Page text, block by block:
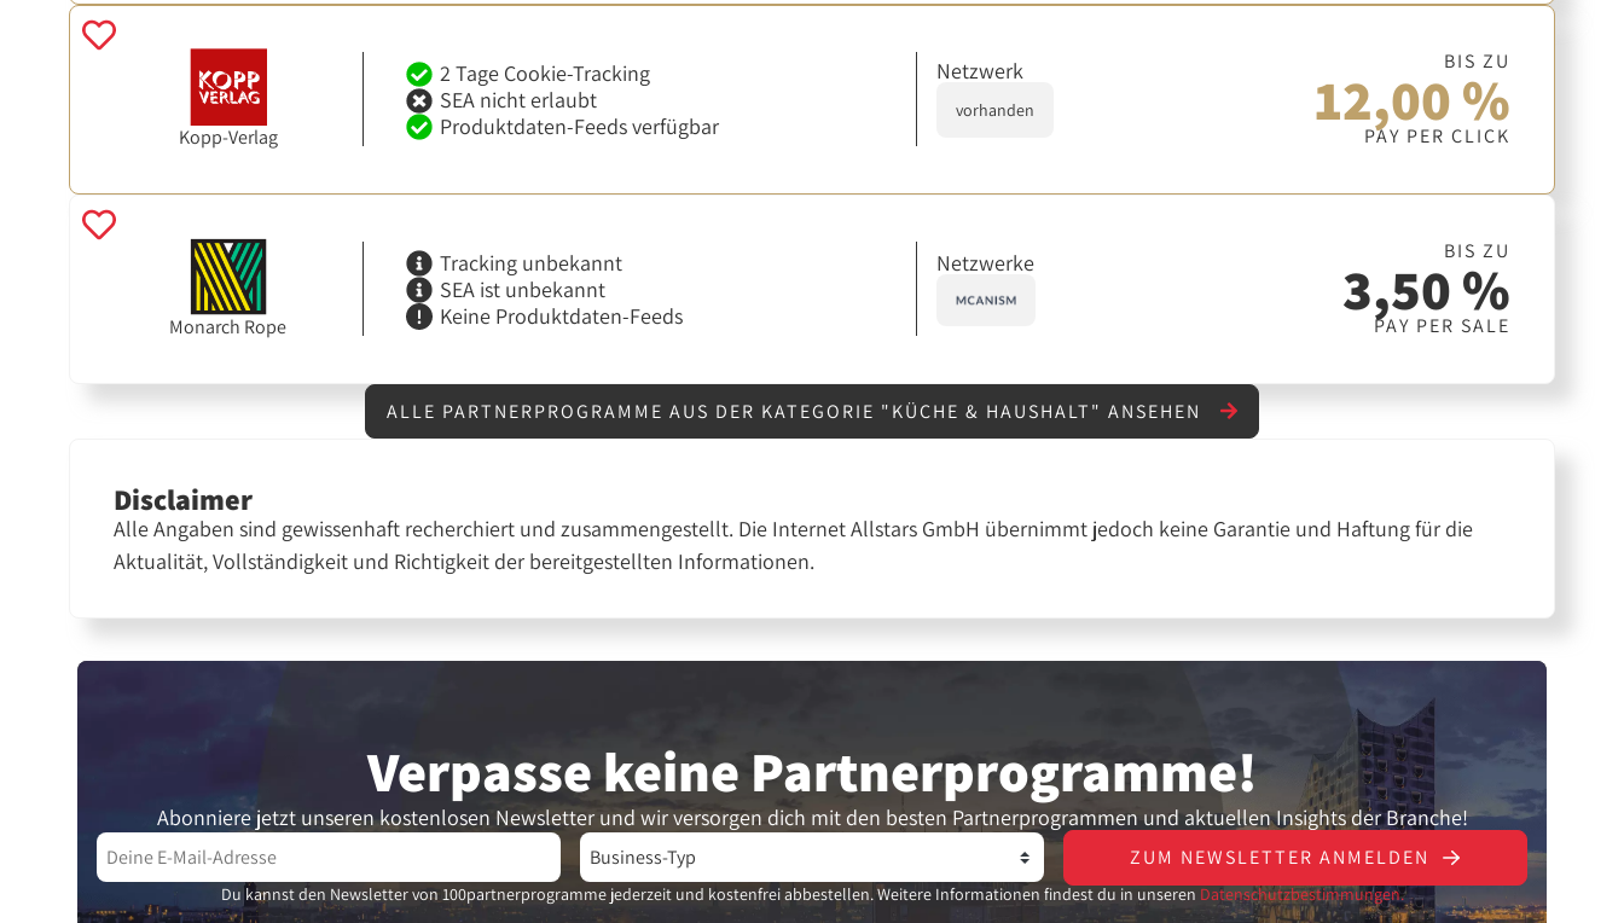
Kopp-Verlag
2 Tage Cookie-Tracking
SEA nicht erlaubt
Produktdaten-Feeds verfügbar
Netzwerk
vorhanden
BIS ZU
12,00 %
PAY PER CLICK
Monarch Rope
Tracking unbekannt
SEA ist unbekannt
Keine Produktdaten-Feeds
Netzwerke BIS ZU
3,50 %
PAY PER SALE
ALLE PARTNERPROGRAMME AUS DER KATEGORIE "KÜCHE & HAUSHALT" ANSEHEN
Disclaimer
Alle Angaben sind gewissenhaft recherchiert und zusammengestellt. Die Internet Allstars GmbH übernimmt jedoch keine Garantie und Haftung für die
Aktualität, Vollständigkeit und Richtigkeit der bereitgestellten Informationen.
Verpasse keine Partner­programme!
Abonniere jetzt unseren kostenlosen Newsletter und wir versorgen dich mit den besten Partnerprogrammen und aktuellen Insights der Branche!
ZUM NEWSLETTER ANMELDEN
Du kannst den Newsletter von 100partnerprogramme jederzeit und kostenfrei abbestellen. Weitere Informationen findest du in unseren Datenschutzbestimmungen.